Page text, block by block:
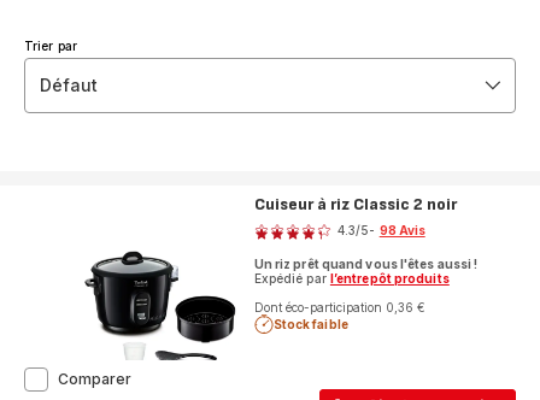
Trier par
Défaut
Cuiseur à riz Classic 2 noir
Note
4.3/5- 98 Avis
Un riz prêt quand vous l'êtes aussi !
Expédié par l’entrepôt produits
Dont éco-participation 0,36 €
Stock faible
ComparerCuiseur